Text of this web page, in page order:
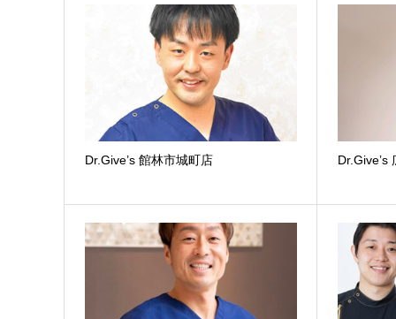
Dr.Give’s 館林市城町店 Dr.Give’s